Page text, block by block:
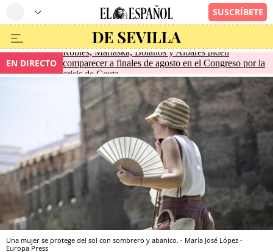
EN DIRECTO
Robles, Marlaska, Bolaños y Albares piden
comparecer a finales de agosto en el Congreso por la
crisis de Ceuta
Una mujer se protege del sol con sombrero y abanico. - María José López -
Europa Press